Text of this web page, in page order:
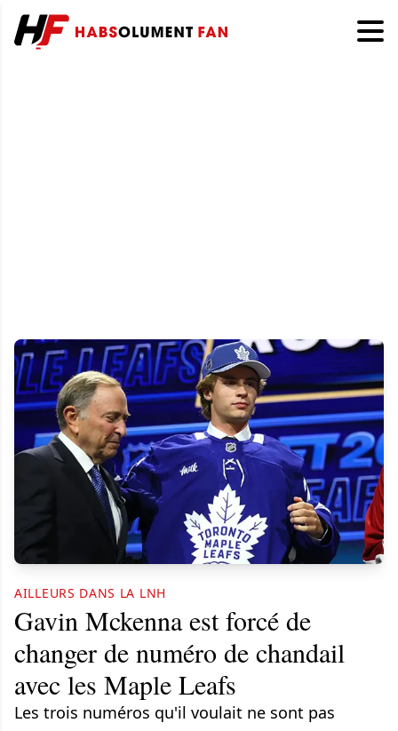
AILLEURS DANS LA LNH
Gavin Mckenna est forcé de
changer de numéro de chandail
avec les Maple Leafs
Les trois numéros qu'il voulait ne sont pas